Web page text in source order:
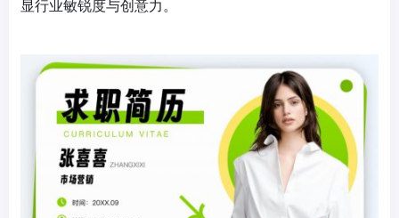
显行业敏锐度与创意力。